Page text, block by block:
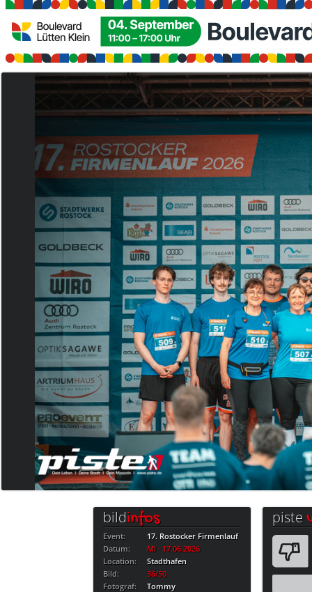
bildinfos
Event:
17. Rostocker Firmenlauf
Datum:
MI · 17.06.2026
Location:
Stadthafen
Bild:
36/50
Fotograf:
Tommy
piste